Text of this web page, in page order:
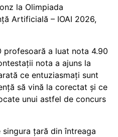
la Olimpiada
Artificială – IOAI 2026,
profesoară a luat nota 4.90
nota a ajuns la
ce entuziasmați sunt
să vină la corectat și ce
unui astfel de concurs
singura țară din întreaga